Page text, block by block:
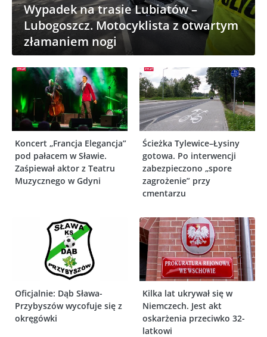
Wypadek na trasie Lubiatów –
Lubogoszcz. Motocyklista z otwartym
złamaniem nogi
Koncert „Francja Elegancja”
pod pałacem w Sławie.
Zaśpiewał aktor z Teatru
Muzycznego w Gdyni
Ścieżka Tylewice–Łysiny
gotowa. Po interwencji
zabezpieczono „spore
zagrożenie” przy
cmentarzu
Oficjalnie: Dąb Sława-
Przybyszów wycofuje się z
okręgówki
Kilka lat ukrywał się w
Niemczech. Jest akt
oskarżenia przeciwko 32-
latkowi